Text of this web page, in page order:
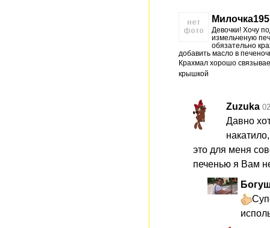
Девочки! Хочу
измельченую
обязательно
добавить масло в
Крахмал хорошо
крышкой
Zuzuka
Давно
это для меня
печенью я Вам